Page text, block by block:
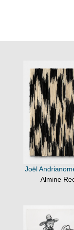
Joël
Almine